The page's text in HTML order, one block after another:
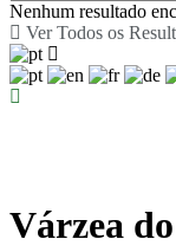
Nenhum resultado
Ver Todos os
Várzea